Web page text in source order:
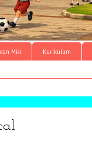
Misi Kurikulum